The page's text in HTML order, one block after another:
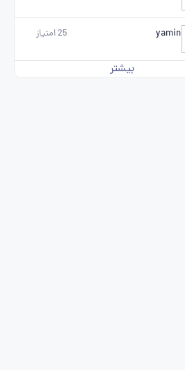
yamin
25امتیاز
بیشتر